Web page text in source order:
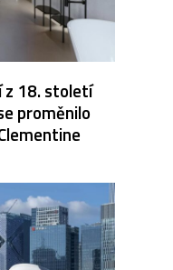
z 18. století
proměnilo